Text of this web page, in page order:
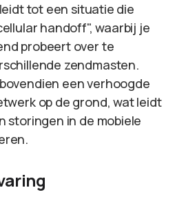
tot een situatie die
handoff", waarbij je
probeert over te
zendmasten.
een verhoogde
op de grond, wat leidt
storingen in de mobiele